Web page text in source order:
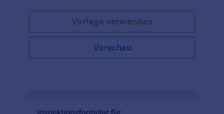
Vorlage verwenden
Vorschau